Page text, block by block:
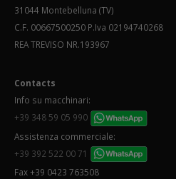
31044 Montebelluna (TV)
C.F. 00667500250 P.Iva 02194740268
REA TREVISO NR.193967
Contacts
Info su macchinari:
+39 348 59 05 990
Assistenza commerciale:
+39 392 522 00 71
Fax +39 0423 763508